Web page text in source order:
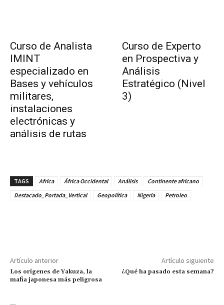
Curso de Analista
IMINT
especializado en
Bases y vehículos
militares,
instalaciones
electrónicas y
análisis de rutas
Curso de Experto
en Prospectiva y
Análisis
Estratégico (Nivel
3)
TAGS Africa África Occidental Análisis
Continente africano
Destacado_Portada_Vertical
Geopolítica Nigeria Petroleo
Artículo anterior
Los orígenes de Yakuza, la
mafia japonesa más peligrosa
Artículo siguiente
¿Qué ha pasado esta semana?